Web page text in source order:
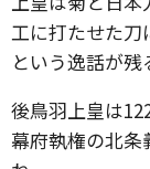
工に打たせた刀
という逸話が残
後鳥羽上皇は
幕府執権の北